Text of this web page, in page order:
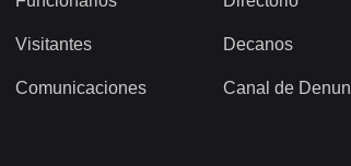
Visitantes
Comunicaciones
Decanos
Canal de